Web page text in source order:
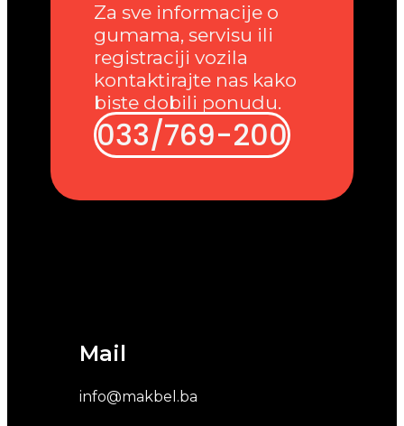
Mail
info@makbel.ba
Za sve informacije o
gumama, servisu ili
registraciji vozila
kontaktirajte nas kako
biste dobili ponudu.
033/769-200